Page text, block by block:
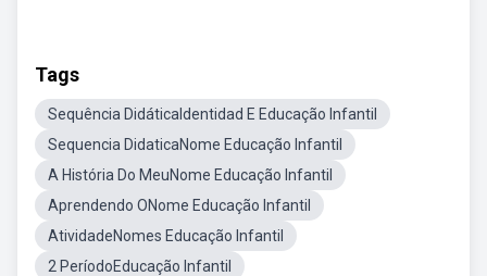
Tags
Sequência DidáticaIdentidad E Educação Infantil
Sequencia DidaticaNome Educação Infantil
A História Do MeuNome Educação Infantil
Aprendendo ONome Educação Infantil
AtividadeNomes Educação Infantil
2 PeríodoEducação Infantil